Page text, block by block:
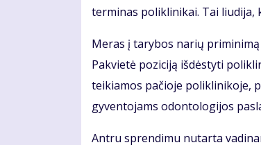
terminas poliklinikai. Tai
Meras į tarybos narių
Pakvietė poziciją išdėstyti
teikiamos pačioje poliklinikoje,
gyventojams odontologijos
Antru sprendimu nutarta